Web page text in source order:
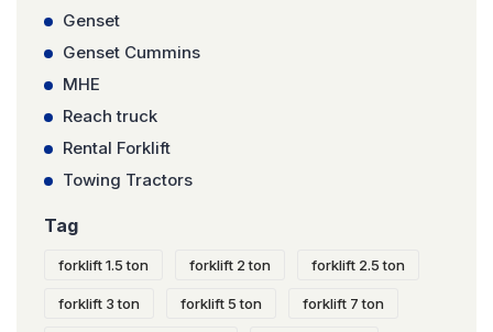
Genset
Genset Cummins
MHE
Reach truck
Rental Forklift
Towing Tractors
Tag
forklift 1.5 ton forklift 2 ton forklift 2.5 ton
forklift 3 ton forklift 5 ton forklift 7 ton